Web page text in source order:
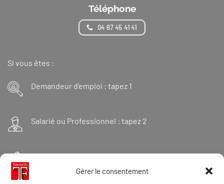
Gérer le consentement
Téléphone
04 67 45 41 41
Si vous êtes :
Demandeur d’emploi : tapez 1
Salarié ou Professionnel : tapez 2
Financeur : tapez 3